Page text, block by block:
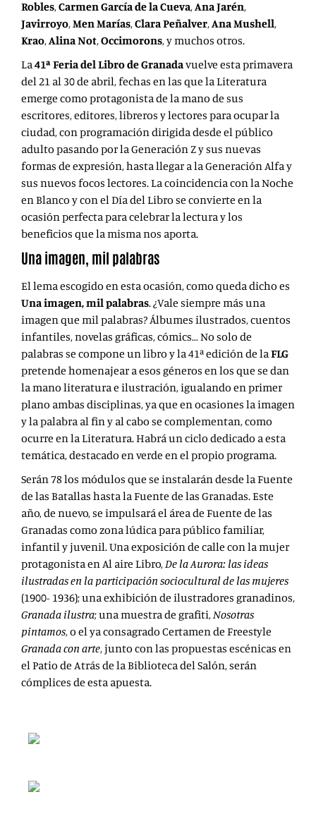
Robles,Carmen García de la Cueva,Ana Jarén,
Javirroyo,Men Marías,Clara Peñalver,Ana Mushell,
Krao,Alina Not,Occimorons,y muchos otros.
La41ª Feria del Libro de Granadavuelve esta primavera
del21 al 30 de abril, fechas en las que la Literatura
emerge como protagonista de la mano de sus
escritores, editores, libreros y lectores para ocupar la
ciudad, con programación dirigida desde el público
adulto pasando por la Generación Z y sus nuevas
formas de expresión, hasta llegar a la Generación Alfay
sus nuevos focos lectores. La coincidencia con la Noche
en Blanco y con el Día del Libro se convierte en la
ocasión perfecta para celebrar la lectura y los
beneficios que la misma nos aporta.
Una imagen, mil palabras
El lema escogido en esta ocasión, como queda dicho es
Una imagen, mil palabras. ¿Vale siempre más una
imagen que mil palabras? Álbumes ilustrados, cuentos
infantiles, novelas gráficas, cómics… No solo de
palabras se compone un libro y la 41ª edición de laFLG
pretende homenajear a esos géneros en los que se dan
la mano literatura e ilustración, igualando en primer
plano ambas disciplinas, ya que en ocasiones la imagen
y la palabra al fin y al cabo se complementan, como
ocurre en la Literatura. Habrá un ciclo dedicado a esta
temática, destacado en verde en el propio programa.
Serán 78 los módulos que se instalarán desde la Fuente
de las Batallas hasta la Fuente de las Granadas. Este
año, de nuevo, se impulsará el área de Fuente de las
Granadas como zona lúdicapara público familiar,
infantil y juvenil. Una exposición de calle con la mujer
protagonista en Al aire Libro,De la Aurora: las ideas
ilustradas en la participación sociocultural de las mujeres
(1900- 1936); una exhibición de ilustradores granadinos,
Granada ilustra; una muestra de grafiti,Nosotras
pintamos, o el ya consagrado Certamende Freestyle
Granada con arte, junto con las propuestas escénicas en
el Patio de Atrás de la Biblioteca del Salón, serán
cómplices de esta apuesta.